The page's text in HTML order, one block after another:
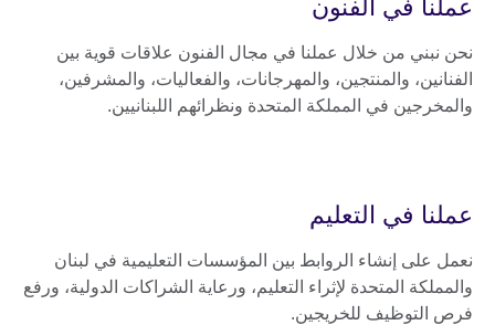
عملنا في الفنون
نحن نبني من خلال عملنا في مجال الفنون علاقات قوية بين
الفنانين، والمنتجين، والمهرجانات، والفعاليات، والمشرفين،
والمخرجين في المملكة المتحدة ونظرائهم اللبنانيين.
عملنا في التعليم
نعمل على إنشاء الروابط بين المؤسسات التعليمية في لبنان
والمملكة المتحدة لإثراء التعليم، ورعاية الشراكات الدولية، ورفع
فرص التوظيف للخريجين.